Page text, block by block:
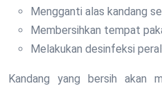
Mengganti alas kandang
Membersihkan tempat
Melakukan desinfeksi
Kandang yang bersih akan